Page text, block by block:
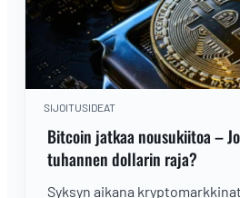
SIJOITUSIDEAT
Bitcoin jatkaa nousukiitoa –
tuhannen dollarin raja?
Syksyn aikana